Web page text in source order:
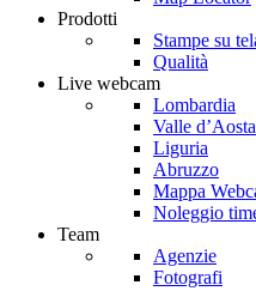
Prodotti
Stampe su
Qualità
Live webcam
Lombardia
Valle d’Aosta
Liguria
Abruzzo
Mappa
Noleggio
Team
Agenzie
Fotografi